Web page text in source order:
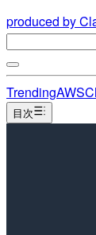
produced by
TrendingAWS
目次